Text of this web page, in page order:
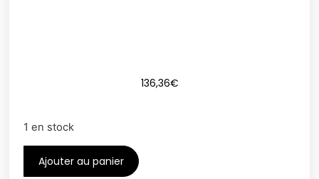
136,36€
1 en stock
Ajouter au panier